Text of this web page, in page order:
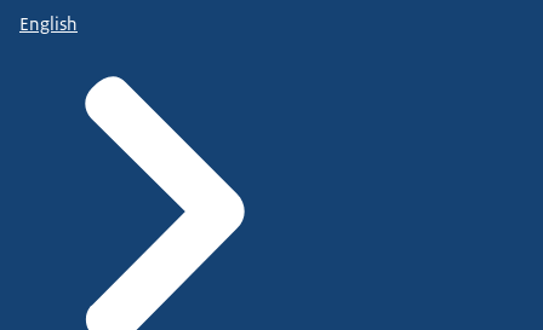
English